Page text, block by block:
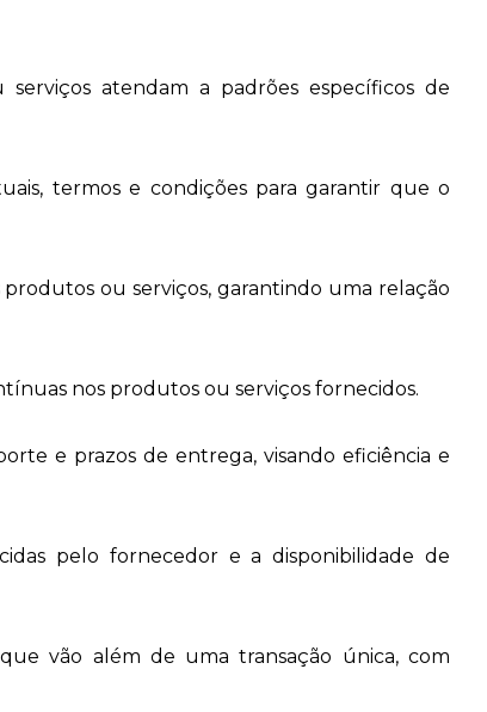
atendam a padrões específicos de
termos e condições para garantir que o
ou serviços, garantindo uma relação
nos produtos ou serviços fornecidos.
e prazos de entrega, visando eficiência e
pelo fornecedor e a disponibilidade de
vão além de uma transação única, com